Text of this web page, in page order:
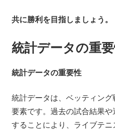
共に勝利を目指しましょう。
統計データの重
統計データの重要性
統計データは、ベッティン
要素です。過去の試合結果
することにより、ライブテ